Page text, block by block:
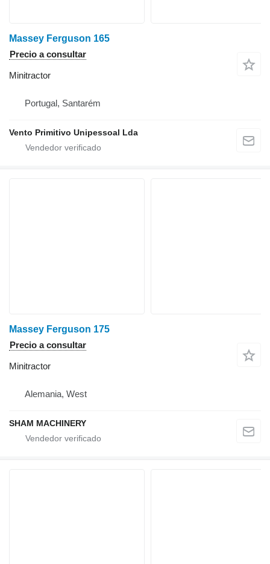
Massey Ferguson 165
Precio a consultar
Minitractor
Portugal, Santarém
Vento Primitivo Unipessoal Lda
Massey Ferguson 175
Precio a consultar
Minitractor
Alemania, West
SHAM MACHINERY